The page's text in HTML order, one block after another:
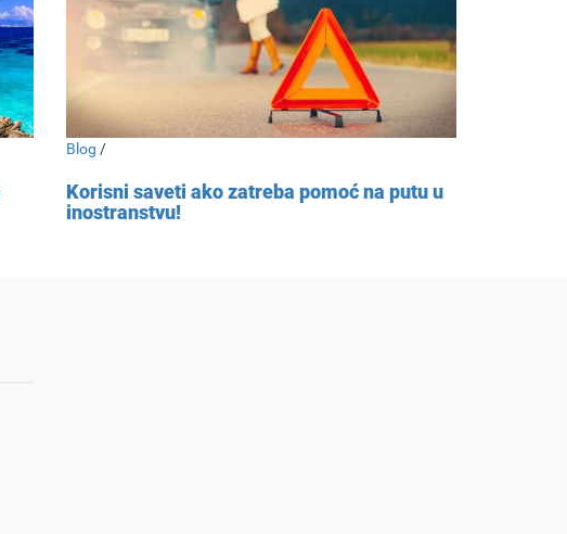
Blog /
Korisni saveti ako zatreba pomoć na putu u
inostranstvu!